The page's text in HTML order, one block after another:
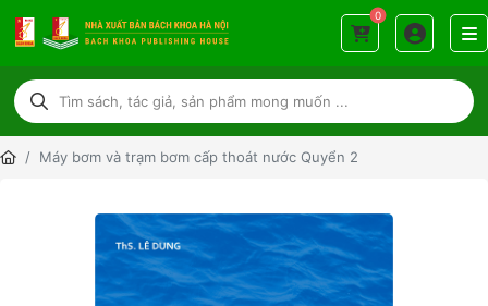
0
Máy bơm và trạm bơm cấp thoát nước Quyển 2